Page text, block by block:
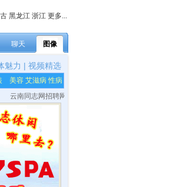
黑龙江 浙江 更多...
聊天 图像
魅力 |视频精选
美容 艾滋病 性病
南同志网招聘网站各栏目内容编辑，网站技术及美工